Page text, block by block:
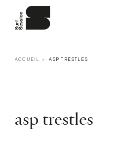
ACCUEIL ASP TRESTLES
asp trestles